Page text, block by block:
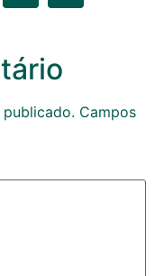
Campos